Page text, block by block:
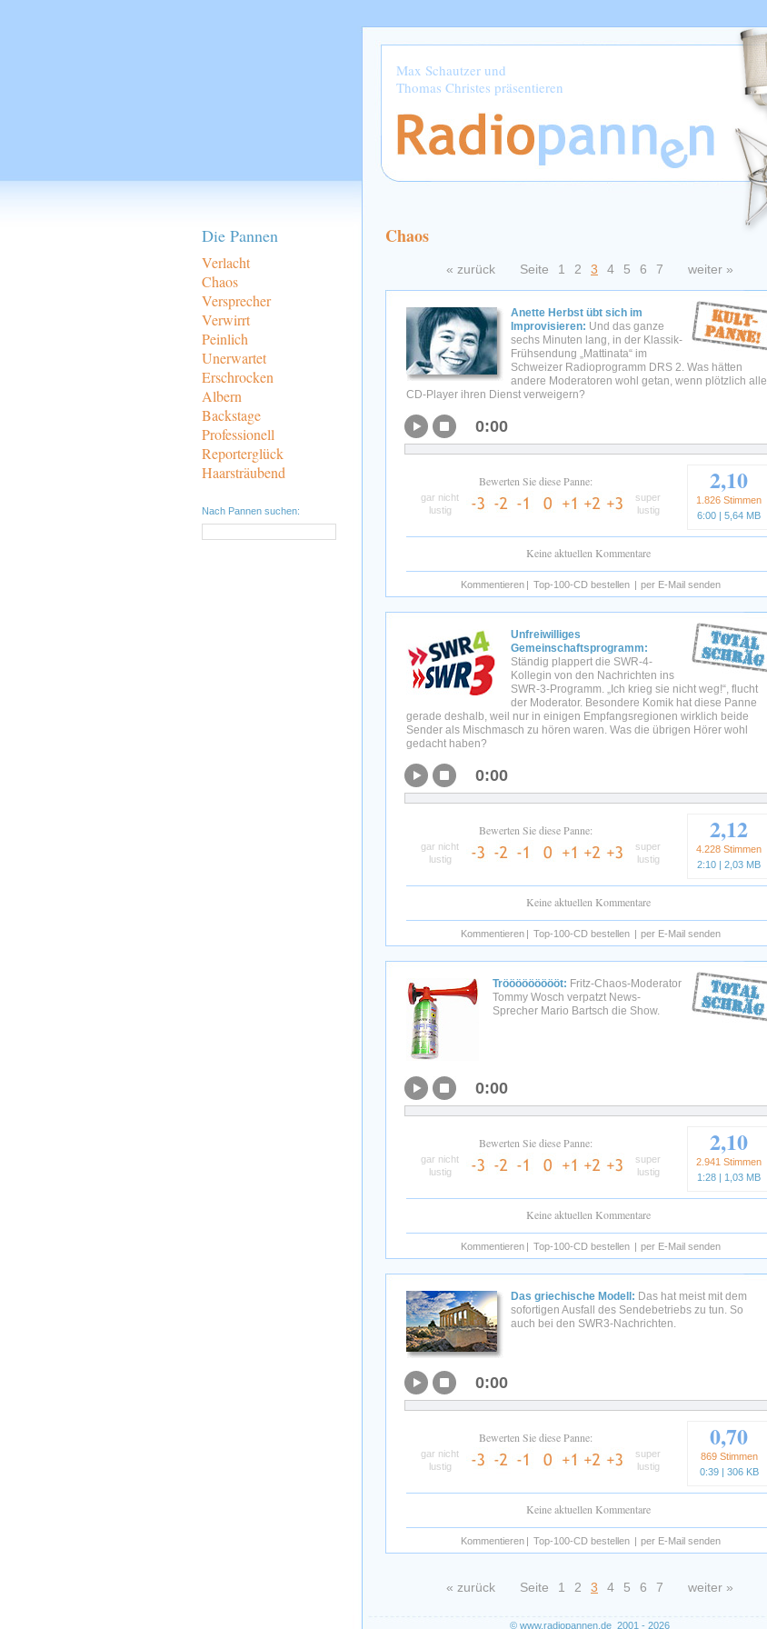
Die Pannen
Verlacht
Chaos
Versprecher
Verwirrt
Peinlich
Unerwartet
Erschrocken
Albern
Backstage
Professionell
Reporterglück
Haarsträubend
Nach Pannen suchen:
Max Schautzer und
Thomas Christes präsentieren
Chaos
« zurück Seite 1 2 3 4 5 6 7 weiter »
Anette Herbst übt sich im
Improvisieren: Und das ganze
sechs Minuten lang, in der Klassik-
Frühsendung „Mattinata“ im
Schweizer Radioprogramm DRS 2. Was hätten
andere Moderatoren wohl getan, wenn plötzlich alle
CD-Player ihren Dienst verweigern?
0:00
Bewerten Sie diese Panne:
gar nicht
lustig
super
lustig
2,10
1.826 Stimmen
6:00 | 5,64 MB
Keine aktuellen Kommentare
Kommentieren | Top-100-CD bestellen | per E-Mail senden
Unfreiwilliges
Gemeinschaftsprogramm:
Ständig plappert die SWR-4-
Kollegin von den Nachrichten ins
SWR-3-Programm. „Ich krieg sie nicht weg!“, flucht
der Moderator. Besondere Komik hat diese Panne
gerade deshalb, weil nur in einigen Empfangsregionen wirklich beide
Sender als Mischmasch zu hören waren. Was die übrigen Hörer wohl
gedacht haben?
0:00
Bewerten Sie diese Panne:
gar nicht
lustig
super
lustig
2,12
4.228 Stimmen
2:10 | 2,03 MB
Keine aktuellen Kommentare
Kommentieren | Top-100-CD bestellen | per E-Mail senden
Tröööööööööt: Fritz-Chaos-Moderator
Tommy Wosch verpatzt News-
Sprecher Mario Bartsch die Show.
0:00
Bewerten Sie diese Panne:
gar nicht
lustig
super
lustig
2,10
2.941 Stimmen
1:28 | 1,03 MB
Keine aktuellen Kommentare
Kommentieren | Top-100-CD bestellen | per E-Mail senden
Das griechische Modell: Das hat meist mit dem
sofortigen Ausfall des Sendebetriebs zu tun. So
auch bei den SWR3-Nachrichten.
0:00
Bewerten Sie diese Panne:
gar nicht
lustig
super
lustig
0,70
869 Stimmen
0:39 | 306 KB
Keine aktuellen Kommentare
Kommentieren | Top-100-CD bestellen | per E-Mail senden
« zurück Seite 1 2 3 4 5 6 7 weiter »
© www.radiopannen.de 2001 - 2026